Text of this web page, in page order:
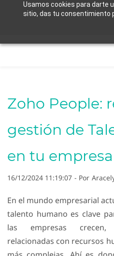
Usamos cookies para darte
sitio, das tu consentimiento
content
Zoho People:
gestión de
en tu empresa
16/12/2024 11:19:07 - Por
En el mundo empresarial
talento humano es clave
las empresas crecen,
relacionadas con recursos